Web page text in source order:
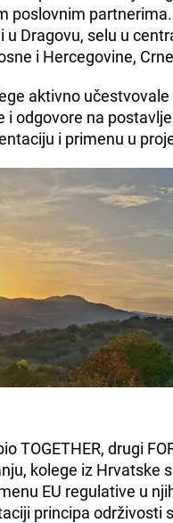
poslovnim
Dragovu, selu u
i Hercegovine,
aktivno
odgovore na
i primenu u
TOGETHER, drugi
kolege iz Hrvatske
EU regulative u
principa održivosti